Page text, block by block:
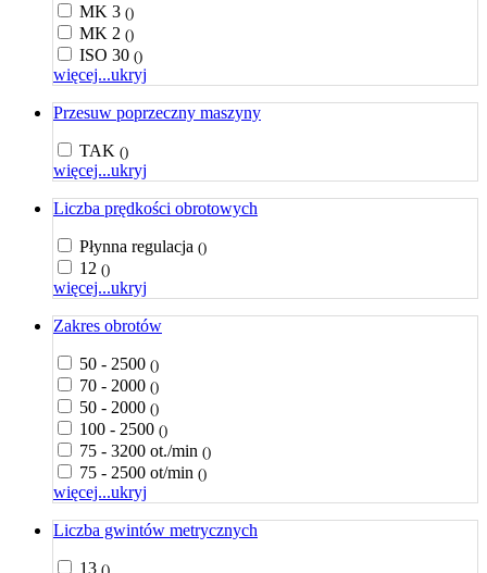
MK 3 ()
MK 2 ()
ISO 30 ()
więcej...ukryj
Przesuw poprzeczny maszyny
TAK ()
więcej...ukryj
Liczba prędkości obrotowych
Płynna regulacja ()
12 ()
więcej...ukryj
Zakres obrotów
50 - 2500 ()
70 - 2000 ()
50 - 2000 ()
100 - 2500 ()
75 - 3200 ot./min ()
75 - 2500 ot/min ()
więcej...ukryj
Liczba gwintów metrycznych
13 ()